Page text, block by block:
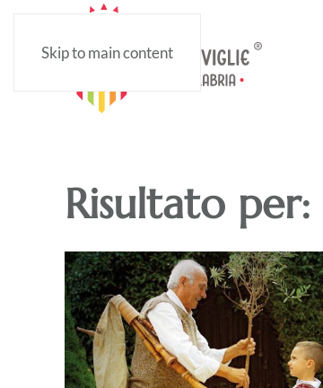
Skip to main content
Risultato per: